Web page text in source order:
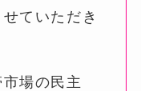
ていただき
場の民主